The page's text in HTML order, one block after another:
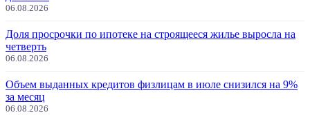
06.08.2026
Доля просрочки по ипотеке на строящееся жилье выросла на
четверть
06.08.2026
Объем выданных кредитов физлицам в июле снизился на 9%
за месяц
06.08.2026